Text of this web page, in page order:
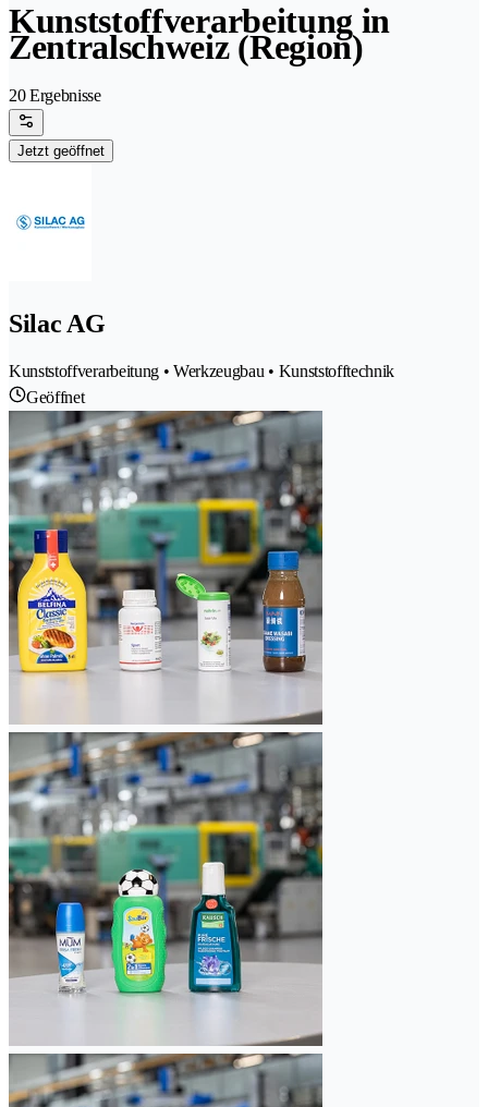
Kunststoffverarbeitung in
Zentralschweiz (Region)
20 Ergebnisse
Jetzt geöffnet
Silac AG
Kunststoffverarbeitung • Werkzeugbau • Kunststofftechnik
Geöffnet